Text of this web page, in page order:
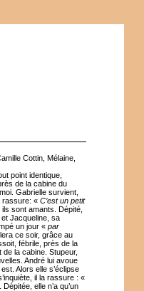
Cottin, Mélaine,
point identique,
de la cabine du
Gabrielle survient,
rassure: « C’est un petit
sont amants. Dépité,
et Jacqueline, sa
un jour « par
ce soir, grâce au
fébrile, près de la
la cabine. Stupeur,
André lui avoue
Alors elle s’éclipse
il la rassure : «
elle n’a qu’un